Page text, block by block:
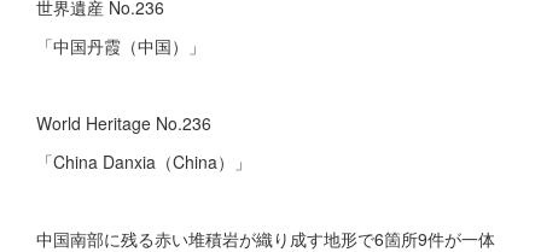
世界遺産 No.236
「中国丹霞（中国）」
World Heritage No.236
「China Danxia（China）」
中国南部に残る赤い堆積岩が織り成す地形で6箇所9件が一体